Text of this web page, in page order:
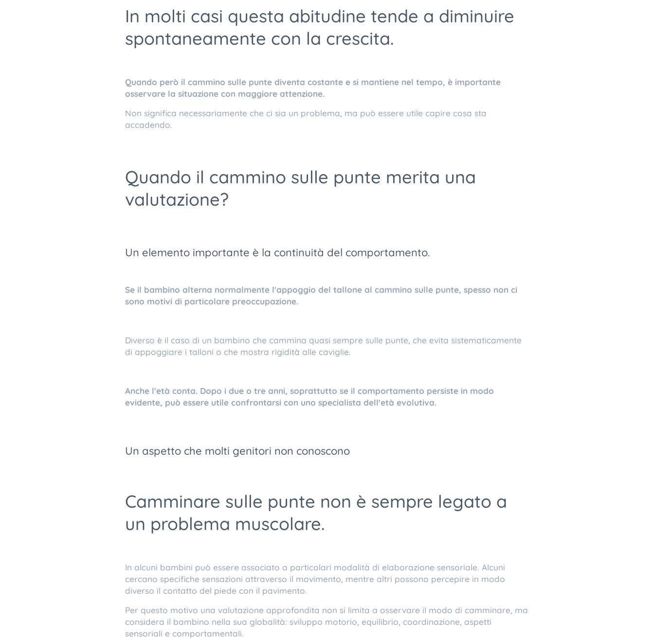
In molti casi questa abitudine tende a diminuire
spontaneamente con la crescita.
Quando però il cammino sulle punte diventa costante e si mantiene nel tempo, è importante
osservare la situazione con maggiore attenzione.
Non significa necessariamente che ci sia un problema, ma può essere utile capire cosa sta
accadendo.
Quando il cammino sulle punte merita una
valutazione?
Un elemento importante è la continuità del comportamento.
Se il bambino alterna normalmente l'appoggio del tallone al cammino sulle punte, spesso non ci
sono motivi di particolare preoccupazione.
Diverso è il caso di un bambino che cammina quasi sempre sulle punte, che evita sistematicamente
di appoggiare i talloni o che mostra rigidità alle caviglie.
Anche l'età conta. Dopo i due o tre anni, soprattutto se il comportamento persiste in modo
evidente, può essere utile confrontarsi con uno specialista dell'età evolutiva.
Un aspetto che molti genitori non conoscono
Camminare sulle punte non è sempre legato a
un problema muscolare.
In alcuni bambini può essere associato a particolari modalità di elaborazione sensoriale. Alcuni
cercano specifiche sensazioni attraverso il movimento, mentre altri possono percepire in modo
diverso il contatto del piede con il pavimento.
Per questo motivo una valutazione approfondita non si limita a osservare il modo di camminare, ma
considera il bambino nella sua globalità: sviluppo motorio, equilibrio, coordinazione, aspetti
sensoriali e comportamentali.